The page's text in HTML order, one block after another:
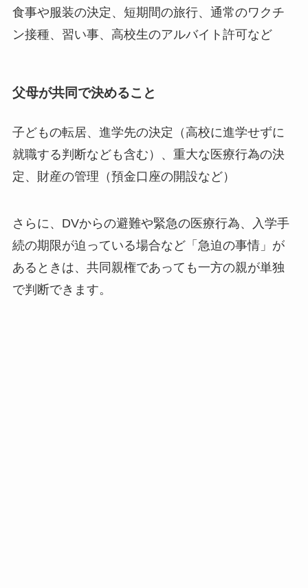
食事や服装の決定、短期間の旅行、通常のワクチ
ン接種、習い事、高校生のアルバイト許可など
父母が共同で決めること
子どもの転居、進学先の決定（高校に進学せずに
就職する判断なども含む）、重大な医療行為の決
定、財産の管理（預金口座の開設など）
さらに、DVからの避難や緊急の医療行為、入学手
続の期限が迫っている場合など「急迫の事情」が
あるときは、共同親権であっても一方の親が単独
で判断できます。